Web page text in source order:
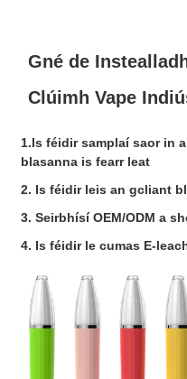
Gné de
Clúimh Vape
1.Is féidir samplaí saor in
blasanna is fearr leat
2. Is féidir leis an gcliant
3. Seirbhísí OEM/ODM a
4. Is féidir le cumas E-